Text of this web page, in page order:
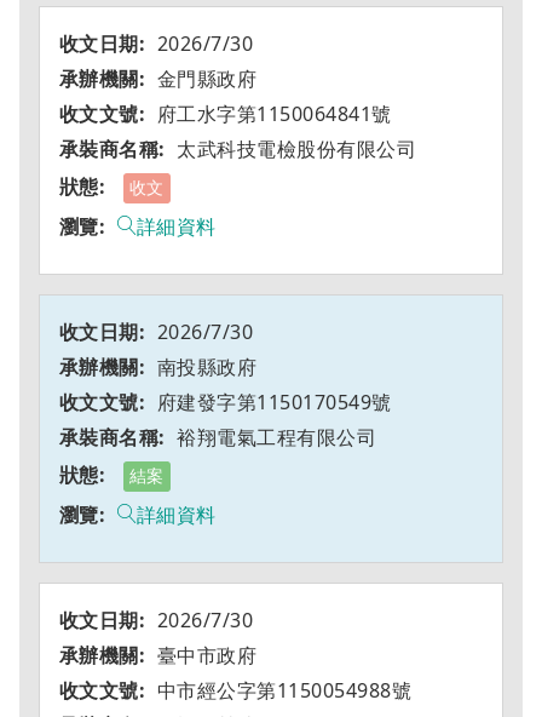
2026/7/30
金門縣政府
府工水字第1150064841號
太武科技電檢股份有限公司
收文
詳細資料
2026/7/30
南投縣政府
府建發字第1150170549號
裕翔電氣工程有限公司
結案
詳細資料
2026/7/30
臺中市政府
中市經公字第1150054988號